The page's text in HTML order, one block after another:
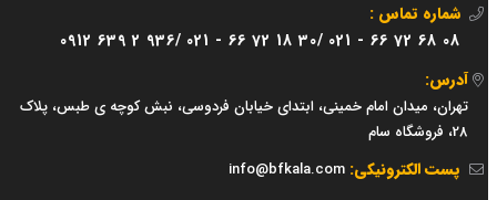
شماره تماس :
021 - 66 72 68 08
021 - 66 72 18 30/
0912 639 2 936/
آدرس:
تهران، میدان امام خمینی، ابتدای خیابان فردوسی، نبش کوچه ی طبس، پلاک
28، فروشگاه سام
پست الکترونیکی:info@bfkala.com